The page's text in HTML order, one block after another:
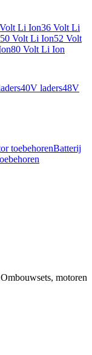
Li Ion36 Volt Li
50 Volt Li Ion52 Volt
80 Volt Li Ion
40V laders48V
toebehorenBatterij
motoren